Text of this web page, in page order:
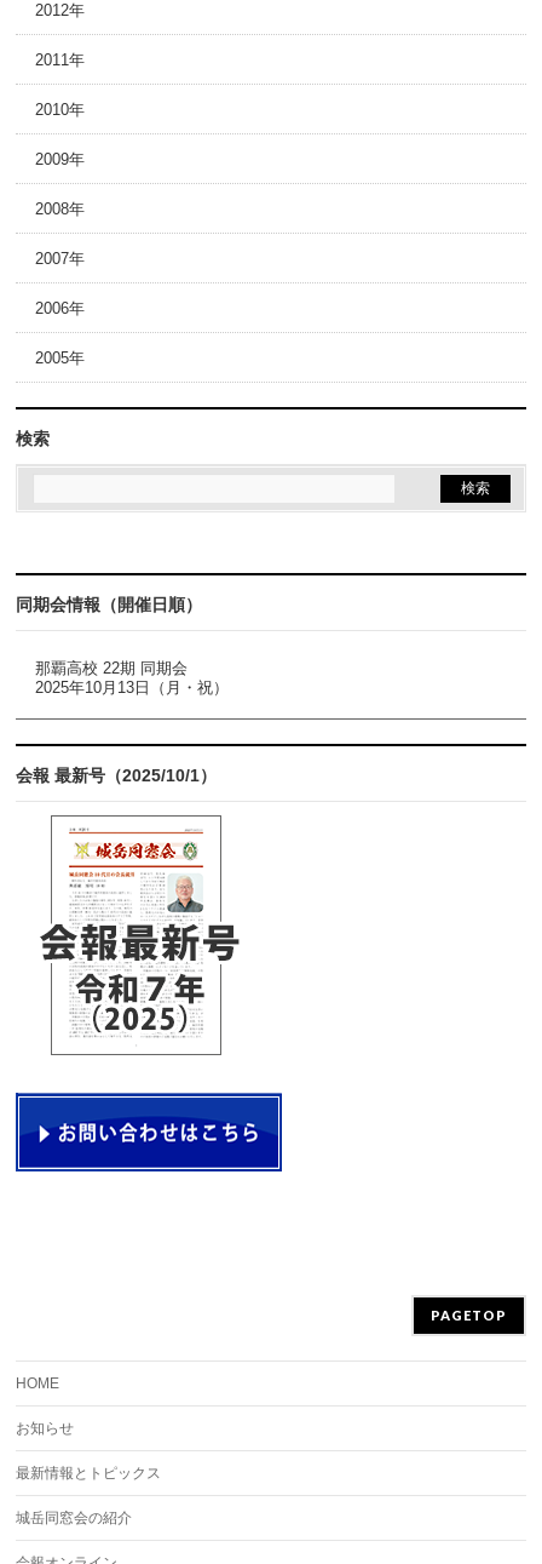
2012年
2011年
2010年
2009年
2008年
2007年
2006年
2005年
検索
同期会情報（開催日順）
那覇高校 22期 同期会
2025年10月13日（月・祝）
会報 最新号（2025/10/1）
PAGETOP
HOME
お知らせ
最新情報とトピックス
城岳同窓会の紹介